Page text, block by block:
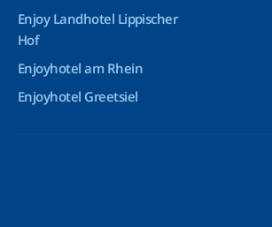
Enjoy Landhotel Lippischer
Hof
Enjoyhotel am Rhein
Enjoyhotel Greetsiel